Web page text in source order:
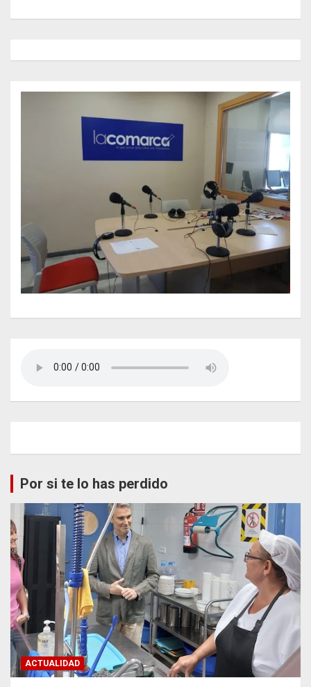
Por si te lo has perdido
ACTUALIDAD